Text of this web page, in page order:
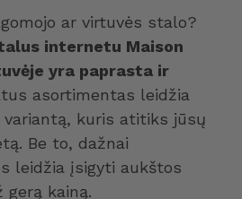
ar virtuvės stalo?
internetu Maison
yra paprasta ir
asortimentas leidžia
variantą, kuris atitiks jūsų
Be to, dažnai
leidžia įsigyti aukštos
kainą.